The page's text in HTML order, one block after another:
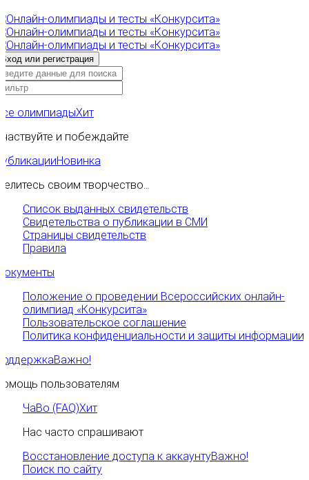
олимпиадыХит
и побеждайте
Новинка
своим творчество...
Список выданных свидетельств
Свидетельства о публикации в СМИ
Страницы свидетельств
Правила
Положение о проведении Всероссийских онлайн-
олимпиад «Конкурсита»
Пользовательское соглашение
Политика конфиденциальности и защиты информации
Важно!
пользователям
ЧаВо (FAQ)Хит
Нас часто спрашивают
Восстановление доступа к аккаунтуВажно!
Поиск по сайту